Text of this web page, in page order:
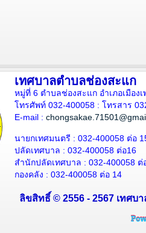
เทศบาลตำบลช่องสะแก
หมู่ที่ 6 ตำบลช่องสะแก อำเภอเมือง
โทรศัพท์ 032-400058 : โทรสาร
E-mail :
นายกเทศมนตรี : 032-400058 ต่อ
ปลัดเทศบาล : 032-400058 ต่อ16
สำนักปลัดเทศบาล : 032-400058 ต่
กองคลัง : 032-400058 ต่อ 14
ลิขสิทธิ์ © 2556 - 2567 เทศบ